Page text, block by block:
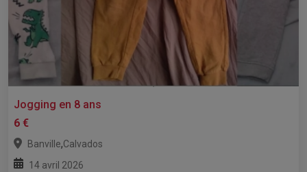
Jogging en 8 ans
6 €
Banville,Calvados
14 avril 2026